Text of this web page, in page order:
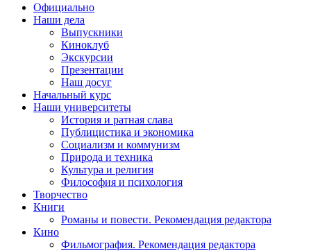
Официально
Наши дела
Выпускники
Киноклуб
Экскурсии
Презентации
Наш досуг
Начальный курс
Наши университеты
История и ратная слава
Публицистика и экономика
Социализм и коммунизм
Природа и техника
Культура и религия
Философия и психология
Творчество
Книги
Романы и повести. Рекомендация редактора
Кино
Фильмография. Рекомендация редактора